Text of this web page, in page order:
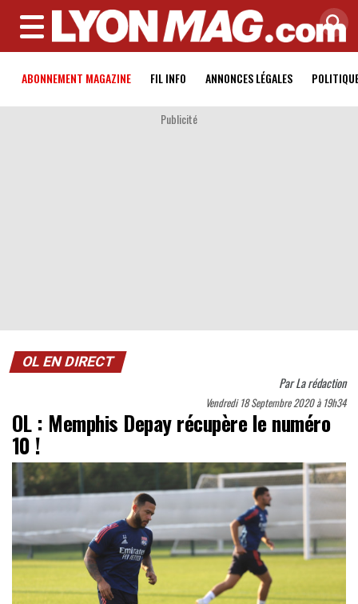
MENU
ABONNEMENT MAGAZINE FIL INFO ANNONCES LÉGALES
Publicité
OL EN DIRECT
ParLa rédaction
Vendredi 18 Septembre 2020 à 19h34
OL : Memphis Depay récupère le numéro
10 !